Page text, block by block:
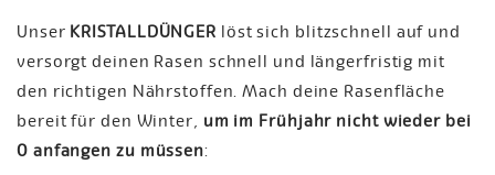
Unser KRISTALLDÜNGER löst sich blitzschnell auf und
versorgt deinen Rasen schnell und längerfristig mit
den richtigen Nährstoffen. Mach deine Rasenfläche
bereit für den Winter, um im Frühjahr nicht wieder bei
0 anfangen zu müssen: